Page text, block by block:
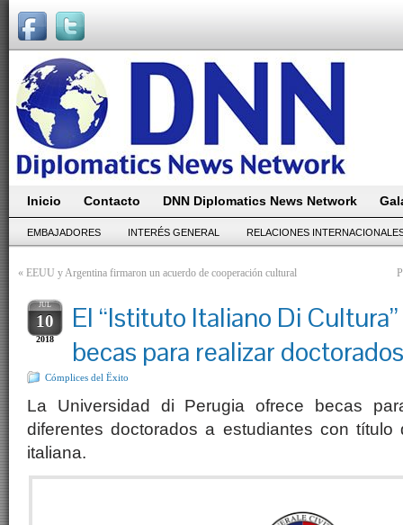
Inicio Contacto DNN Diplomatics News Network
EMBAJADORES INTERÉS GENERAL RELACIONES
« EEUU y Argentina firmaron un acuerdo de cooperación cultural
JUL
10
2018
El “Istituto Italiano Di
becas para realizar
Cómplices del Ëxito
La Universidad di Perugia ofrece becas
diferentes doctorados a estudiantes con
italiana.